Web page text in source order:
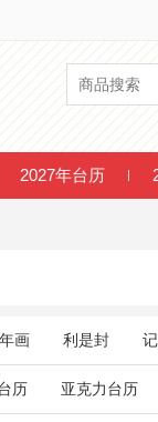
2027年台历
年画 利是封
历 亚克力台历